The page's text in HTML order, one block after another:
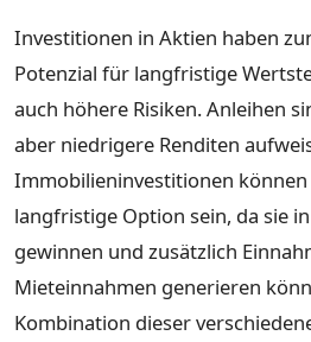
Investitionen in Aktien haben
Potenzial für langfristige
auch höhere Risiken. Anleihen
aber niedrigere Renditen
Immobilieninvestitionen
langfristige Option sein, da sie
gewinnen und zusätzlich
Mieteinnahmen generieren
Kombination dieser